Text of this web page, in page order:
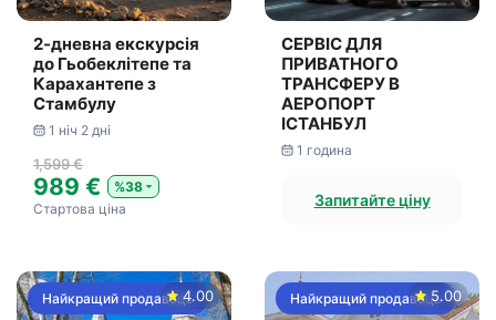
2-дневна екскурсія
до Гьобеклітепе та
Карахантепе з
Стамбулу
1 ніч 2 дні
1,599 €
989 €
%38
Стартова ціна
СЕРВІС ДЛЯ
ПРИВАТНОГО
ТРАНСФЕРУ В
АЕРОПОРТ
ІСТАНБУЛ
1 година
Запитайте ціну
Найкращий продавець4.00 Найкращий продавець5.00